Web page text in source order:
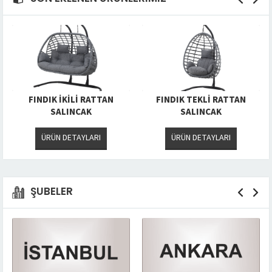
FINDIK İKİLİ RATTAN
SALINCAK
ÜRÜN DETAYLARI
FINDIK TEKLİ RATTAN
SALINCAK
ÜRÜN DETAYLARI
ŞUBELER